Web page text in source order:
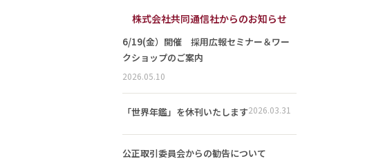
株式会社共同通信社からのお知らせ
6/19(金）開催 採用広報セミナー＆ワー
クショップのご案内
2026.05.10
「世界年鑑」を休刊いたします2026.03.31
公正取引委員会からの勧告について